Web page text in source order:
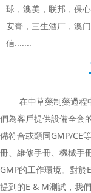
球，澳美，联邦，保
安膏，三生酒厂，澳
信.......
在中草藥制藥過程中
們為客戶提供設備全套
備符合或類同GMP/CE
冊、維修手冊、機械手
GMP的工作環境。對
提到的E & M測試，我